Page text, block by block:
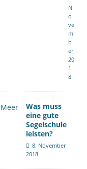
N
o
ve
m
b
er
20
1
8
Was muss
eine gute
Segelschule
leisten?
8. November
2018